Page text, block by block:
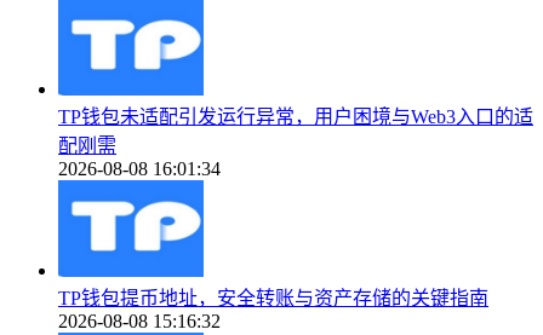
TP钱包未适配引发运行异常，用户困境与Web3入口的适
配刚需
2026-08-08 16:01:34
TP钱包提币地址，安全转账与资产存储的关键指南
2026-08-08 15:16:32